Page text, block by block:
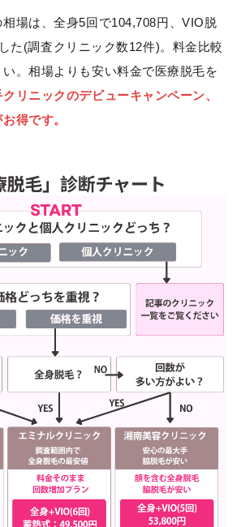
場は、全身5回で104,708円、VIO脱
た(調査クリニック数12件)。料金比較
。相場よりも安い料金で医療脱毛を
クリニックのデビューキャンペーン、
得です。